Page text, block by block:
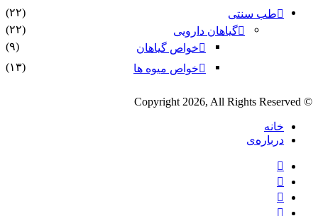
طب سنتی
(۲۲)
گیاهان دارویی
(۲۲)
خواص گیاهان
(۹)
خواص میوه ها
(۱۳)
© Copyright 2026, All Rights Reserved
خانه
درباره‌ی